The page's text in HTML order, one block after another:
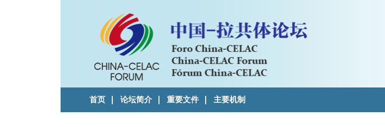
首页 论坛简介 重要文件 主要机制